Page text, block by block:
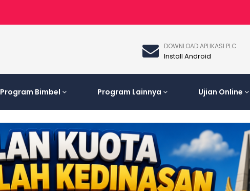
DOWNLOAD APLIKASI PLC
Install Android
Program Bimbel Program Lainnya Ujian Online